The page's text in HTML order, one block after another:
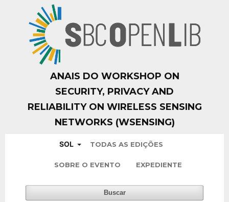
ANAIS DO WORKSHOP ON
SECURITY, PRIVACY AND
RELIABILITY ON WIRELESS SENSING
NETWORKS (WSENSING)
SOL TODAS AS EDIÇÕES
SOBRE O EVENTO EXPEDIENTE
Buscar